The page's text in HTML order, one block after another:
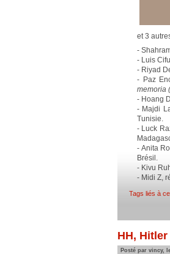
et 3
-
- Luis
- Riyad
- Paz
memoria
- Hoang
- Majdi
Tunisie.
- Luck
- Anita
Brésil.
- Kivu
- Midi Z,
Tags liés à
HH,
Posté par vincy,